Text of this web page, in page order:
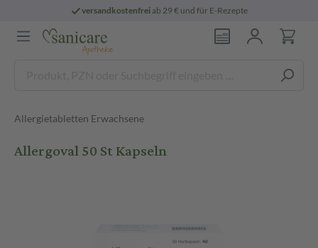
versandkostenfreiab 29 € und für E-Rezepte
Allergietabletten Erwachsene
Allergoval 50 St Kapseln